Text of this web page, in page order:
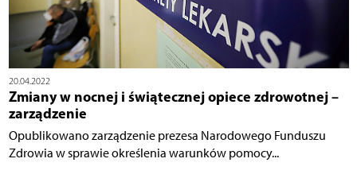
20.04.2022
Zmiany w nocnej i świątecznej opiece zdrowotnej –
zarządzenie
Opublikowano zarządzenie prezesa Narodowego Funduszu
Zdrowia w sprawie określenia warunków pomocy...